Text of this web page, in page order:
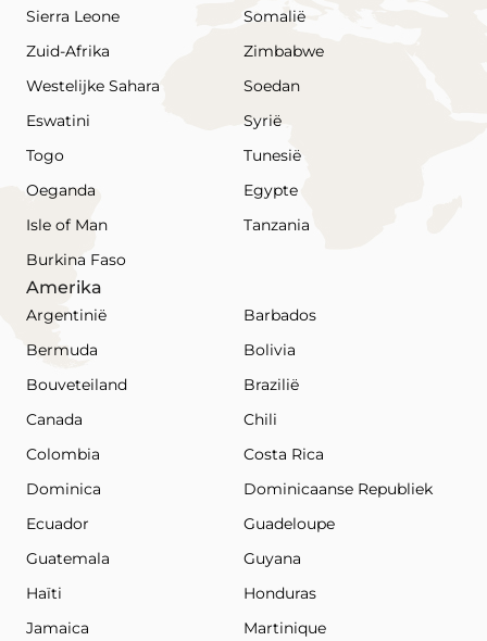
Sierra Leone
Somalië
Zuid-Afrika
Zimbabwe
Westelijke Sahara
Soedan
Eswatini
Syrië
Togo
Tunesië
Oeganda
Egypte
Isle of Man
Tanzania
Burkina Faso
Amerika
Argentinië
Barbados
Bermuda
Bolivia
Bouveteiland
Brazilië
Canada
Chili
Colombia
Costa Rica
Dominica
Dominicaanse Republiek
Ecuador
Guadeloupe
Guatemala
Guyana
Haïti
Honduras
Jamaica
Martinique